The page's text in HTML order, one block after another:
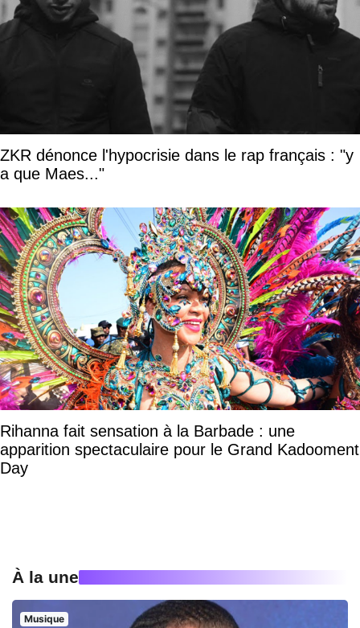
ZKR dénonce l'hypocrisie dans le rap français : "y
a que Maes..."
Rihanna fait sensation à la Barbade : une
apparition spectaculaire pour le Grand Kadooment
Day
À la une
Musique